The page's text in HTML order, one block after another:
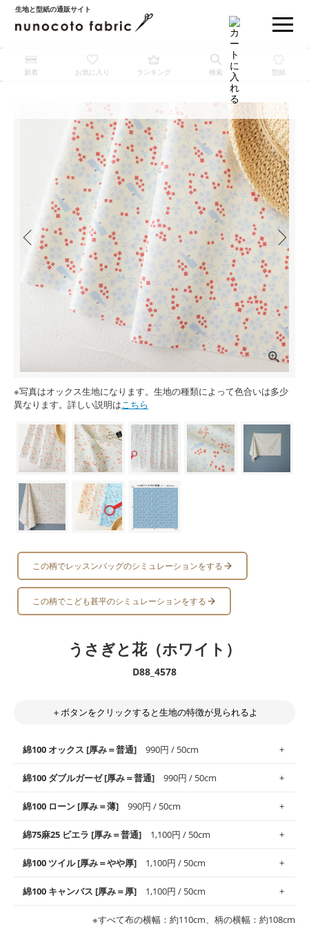
生地と型紙の通販サイト
新着 お気に入り ランキング 検索 型紙
※写真はオックス生地になります。生地の種類によって色合いは多少
異なります。詳しい説明はこちら
この柄でレッスンバッグのシミュレーションをする
この柄でこども甚平のシミュレーションをする
うさぎと花（ホワイト）
D88_4578
＋ボタンをクリックすると生地の特徴が見られるよ
綿100 オックス [厚み＝普通] 990円 / 50cm
使いやすさNo.1！しなやかさと適度な張りを併せ持ち、通気性の
高さがオックス生地の特徴です。当サイトのオックス生地は、
般にお使いいただけます。
※レッスンバッグ、上履き袋などの通園通学グッズにはツイル生
・布団カバーなどの寝具、カーテン
綿100 ダブルガーゼ [厚み＝普通] 990円 / 50cm
柔らかくふんわりとした肌触りが特徴です。ベビー用品やハンカ
チなど直接肌に触れるアイテムに最適です。高い吸湿性・通気性
す。
・スタイ、おくるみなどのベビーグッズ
・ブラウス、チュニック、ワンピースなどの洋服
・パジャマなどの寝具
綿100 ローン [厚み＝薄] 990円 / 50cm
上質で薄手の平織りの生地です。軽やかさとなめらかな手触りの
良さが魅力。透け感があるので、涼しげなトップスなどに最適で
・ブラウス、シャツ、チュニックなどのトップス
綿75麻25 ビエラ [厚み＝普通] 1,100円 / 50cm
コットン75％リネン25％の当店のビエラ生地は、オックス生地よ
りもふんわりとした柔らかい質感と適度な落ち感を感じられるの
綿100 ツイル [厚み＝やや厚] 1,100円 / 50cm
綾織りの生地です。しっかりとした張りと厚みがありながらも柔
らかいのが特徴です。生地の厚みは中厚手です。1枚でも透け感
綿100 キャンバス [厚み＝厚] 1,100円 / 50cm
※すべて布の横幅：約110cm、柄の横幅：約108cm